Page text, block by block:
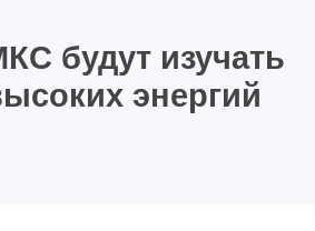
будут изучать
энергий